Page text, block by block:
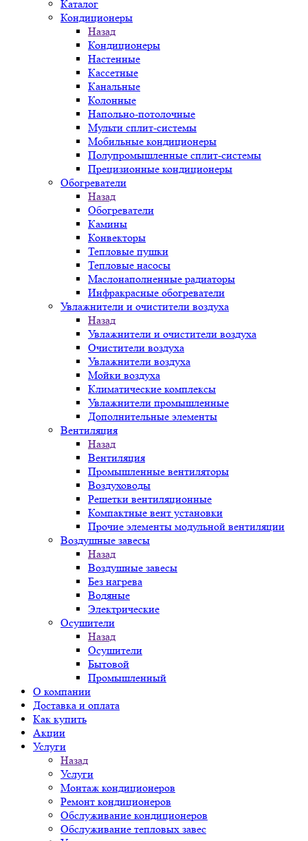
Каталог
Кондиционеры
Назад
Кондиционеры
Настенные
Кассетные
Канальные
Колонные
Напольно-потолочные
Мульти сплит-системы
Мобильные кондиционеры
Полупромышленные сплит-системы
Прецизионные кондиционеры
Обогреватели
Назад
Обогреватели
Камины
Конвекторы
Тепловые пушки
Тепловые насосы
Маслонаполненные радиаторы
Инфракрасные обогреватели
Увлажнители и очистители воздуха
Назад
Увлажнители и очистители воздуха
Очистители воздуха
Увлажнители воздуха
Мойки воздуха
Климатические комплексы
Увлажнители промышленные
Дополнительные элементы
Вентиляция
Назад
Вентиляция
Промышленные вентиляторы
Воздуховоды
Решетки вентиляционные
Компактные вент установки
Прочие элементы модульной вентиляции
Воздушные завесы
Назад
Воздушные завесы
Без нагрева
Водяные
Электрические
Осушители
Назад
Осушители
Бытовой
Промышленный
О компании
Доставка и оплата
Как купить
Акции
Услуги
Назад
Услуги
Монтаж кондиционеров
Ремонт кондиционеров
Обслуживание кондиционеров
Обслуживание тепловых завес